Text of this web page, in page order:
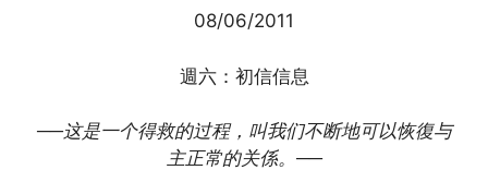
08/06/2011
週六：初信信息
──这是一个得救的过程，叫我们不断地可以恢復与
主正常的关係。 ──